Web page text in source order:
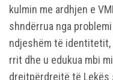
kulmin me ardhjen e
shndërrua nga
ndjeshëm të identitetit,
rrit dhe u edukua mbi
drejtpërdrejtë të Lekës